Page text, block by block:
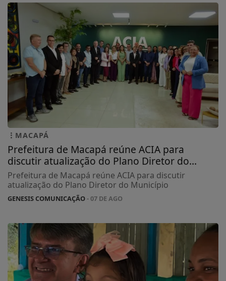
MACAPÁ
Prefeitura de Macapá reúne ACIA para
discutir atualização do Plano Diretor do...
Prefeitura de Macapá reúne ACIA para discutir
atualização do Plano Diretor do Município
GENESIS COMUNICAÇÃO- 07 DE AGO